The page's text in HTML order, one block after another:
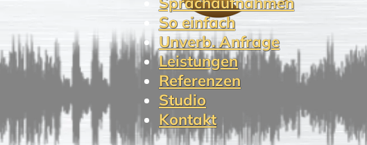
So einfach
Unverb. Anfrage
Leistungen
Referenzen
Studio
Kontakt